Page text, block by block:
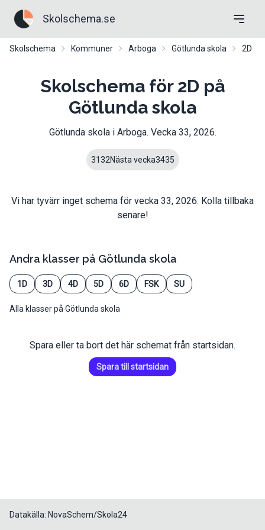
Skolschema.se
Skolschema Kommuner Arboga Götlunda skola 2D
Skolschema för 2D på
Götlunda skola
Götlunda skolai Arboga. Vecka 33, 2026.
3132Nästa vecka3435
Vi har tyvärr inget schema för vecka 33, 2026. Kolla tillbaka
senare!
Andra klasser på Götlunda skola
1D 3D 4D 5D 6D FSK SU
Alla klasser på Götlunda skola
Spara eller ta bort det här schemat från startsidan.
Spara till startsidan
Datakälla: NovaSchem/Skola24